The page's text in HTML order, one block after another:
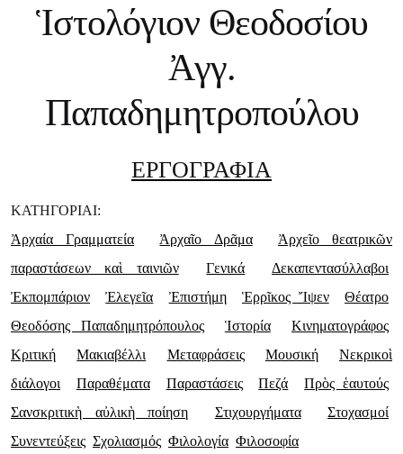
Ἱστολόγιον Θεοδοσίου
Ἀγγ.
Παπαδημητροπούλου
ΕΡΓΟΓΡΑΦΙΑ
ΚΑΤΗΓΟΡΙΑΙ:
Ἀρχαία Γραμματεία
Ἀρχαῖο Δρᾶμα
Ἀρχεῖο θεατρικῶν
παραστάσεων καὶ ταινιῶν
Γενικά
Δεκαπεντασύλλαβοι
Ἐκπομπάριον
Ἐλεγεῖα Ἐπιστήμη Ἑρρῖκος Ἴψεν
Θέατρο
Θεοδόσης Παπαδημητρόπουλος
Ἱστορία
Κινηματογράφος
Κριτική
Μακιαβέλλι Μεταφράσεις Μουσική
Νεκρικοὶ
διάλογοι
Παραθέματα Παραστάσεις Πεζά
Πρὸς ἑαυτούς
Σανσκριτικὴ αὐλικὴ ποίηση
Στιχουργήματα
Στοχασμοί
Συνεντεύξεις Σχολιασμός Φιλολογία Φιλοσοφία